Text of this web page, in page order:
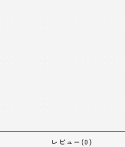
レビュー(0)